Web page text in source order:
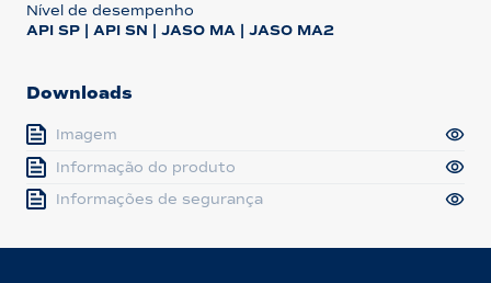
Nível de desempenho
API SP | API SN | JASO MA | JASO MA2
Downloads
Imagem
Informação do produto
Informações de segurança